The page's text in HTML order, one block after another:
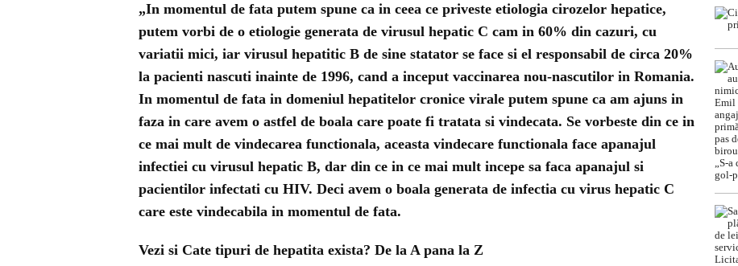
„In momentul de fata putem spune ca in ceea ce priveste etiologia cirozelor hepatice,
putem vorbi de o etiologie generata de virusul hepatic C cam in 60% din cazuri, cu
variatii mici, iar virusul hepatitic B de sine statator se face si el responsabil de circa 20%
la pacienti nascuti inainte de 1996, cand a inceput vaccinarea nou-nascutilor in Romania.
In momentul de fata in domeniul hepatitelor cronice virale putem spune ca am ajuns in
faza in care avem o astfel de boala care poate fi tratata si vindecata. Se vorbeste din ce in
ce mai mult de vindecarea functionala, aceasta vindecare functionala face apanajul
infectiei cu virusul hepatic B, dar din ce in ce mai mult incepe sa faca apanajul si
pacientilor infectati cu HIV. Deci avem o boala generata de infectia cu virus hepatic C
care este vindecabila in momentul de fata.
Vezi si Cate tipuri de hepatita exista? De la A pana la Z